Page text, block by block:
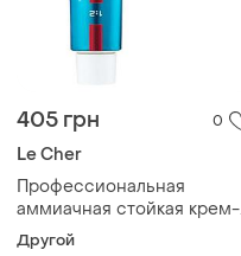
405 грн 0
Le Cher
Профессиональная
аммиачная стойкая крем-
краска для волос le cher
Другой